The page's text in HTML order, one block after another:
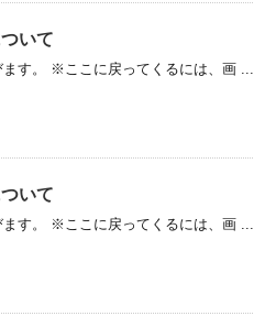
いて
す。 ※ここに戻ってくるには、画 ...
いて
す。 ※ここに戻ってくるには、画 ...